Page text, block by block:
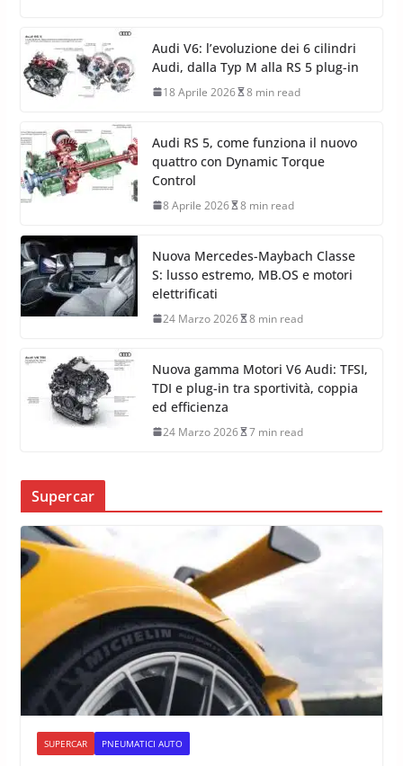
Audi V6: l’evoluzione dei 6 cilindri
Audi, dalla Typ M alla RS 5 plug-in
18 Aprile 2026 8 min read
Audi RS 5, come funziona il nuovo
quattro con Dynamic Torque
Control
8 Aprile 2026 8 min read
Nuova Mercedes-Maybach Classe
S: lusso estremo, MB.OS e motori
elettrificati
24 Marzo 2026 8 min read
Nuova gamma Motori V6 Audi: TFSI,
TDI e plug-in tra sportività, coppia
ed efficienza
24 Marzo 2026 7 min read
Supercar
SUPERCAR PNEUMATICI AUTO